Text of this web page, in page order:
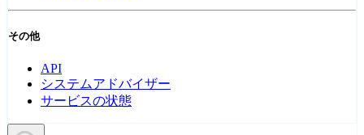
その他
API
システムアドバイザー
サービスの状態